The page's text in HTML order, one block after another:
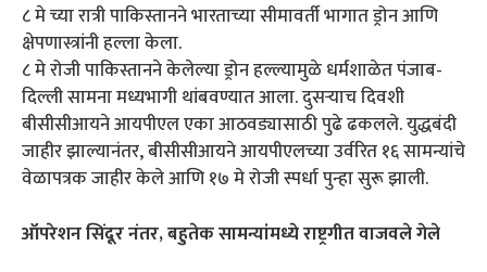
८ मे च्या रात्री पाकिस्तानने भारताच्या सीमावर्ती भागात ड्रोन आणि
क्षेपणास्त्रांनी हल्ला केला.
८ मे रोजी पाकिस्तानने केलेल्या ड्रोन हल्ल्यामुळे धर्मशाळेत पंजाब-
दिल्ली सामना मध्यभागी थांबवण्यात आला. दुसऱ्याच दिवशी
बीसीसीआयने आयपीएल एका आठवड्यासाठी पुढे ढकलले. युद्धबंदी
जाहीर झाल्यानंतर, बीसीसीआयने आयपीएलच्या उर्वरित १६ सामन्यांचे
वेळापत्रक जाहीर केले आणि १७ मे रोजी स्पर्धा पुन्हा सुरू झाली.
ऑपरेशन सिंदूर नंतर, बहुतेक सामन्यांमध्ये राष्ट्रगीत वाजवले गेले